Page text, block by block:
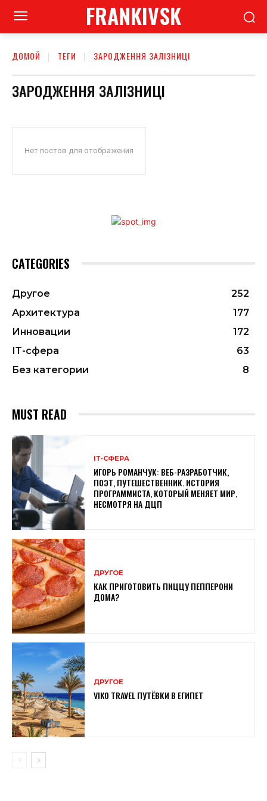
FRANKIVSK
ДОМОЙ ТЕГИ ЗАРОДЖЕННЯ ЗАЛІЗНИЦІ
ЗАРОДЖЕННЯ ЗАЛІЗНИЦІ
Нет постов для отображения
CATEGORIES
Другое
252
Архитектура
177
Инновации
172
ІТ-сфера
63
Без категории
8
MUST READ
ІТ-СФЕРА
ИГОРЬ РОМАНЧУК: ВЕБ-РАЗРАБОТЧИК,
ПОЭТ, ПУТЕШЕСТВЕННИК. ИСТОРИЯ
ПРОГРАММИСТА, КОТОРЫЙ МЕНЯЕТ МИР,
НЕСМОТРЯ НА ДЦП
ДРУГОЕ
КАК ПРИГОТОВИТЬ ПИЦЦУ ПЕППЕРОНИ
ДОМА?
ДРУГОЕ
VIKO TRAVEL ПУТЁВКИ В ЕГИПЕТ